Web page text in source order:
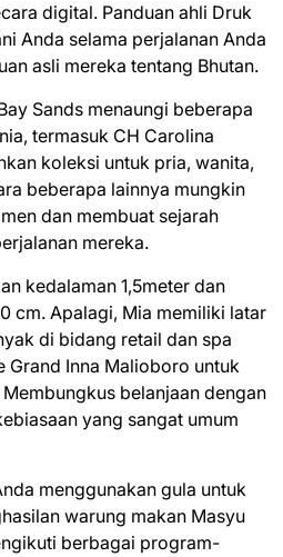
digital. Panduan ahli Druk
Anda selama perjalanan Anda
asli mereka tentang Bhutan.
Sands menaungi beberapa
termasuk CH Carolina
koleksi untuk pria, wanita,
beberapa lainnya mungkin
dan membuat sejarah
mereka.
kedalaman 1,5meter dan
cm. Apalagi, Mia memiliki latar
di bidang retail dan spa
Grand Inna Malioboro untuk
belanjaan dengan
yang sangat umum
menggunakan gula untuk
warung makan Masyu
berbagai program-